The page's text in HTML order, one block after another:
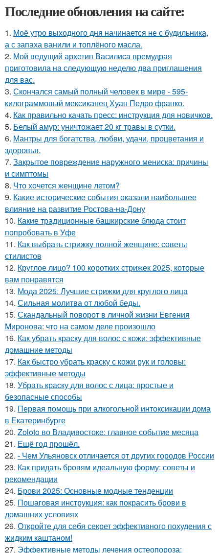
Последние обновления на сайте:
1. Моё утро выходного дня начинается не с будильника,
а с запаха ванили и топлёного масла.
2. Мой ведущий архетип Василиса премудрая
приготовила на следующую неделю два приглашения
для вас.
3. Скончался самый полный человек в мире - 595-
килограммовый мексиканец Хуан Педро франко.
4. Как правильно качать пресс: инструкция для новичков.
5. Белый амур: уничтожает 20 кг травы в сутки.
6. Мантры для богатства, любви, удачи, процветания и
здоровья.
7. Закрытое повреждение наружного мениска: причины
и симптомы
8. Что хочется женщине летом?
9. Какие исторические события оказали наибольшее
влияние на развитие Ростова-на-Дону
10. Какие традиционные башкирские блюда стоит
попробовать в Уфе
11. Как выбрать стрижку полной женщине: советы
стилистов
12. Круглое лицо? 100 коротких стрижек 2025, которые
вам понравятся
13. Мода 2025: Лучшие стрижки для круглого лица
14. Сильная молитва от любой беды.
15. Скандальный поворот в личной жизни Евгения
Миронова: что на самом деле произошло
16. Как убрать краску для волос с кожи: эффективные
домашние методы
17. Как быстро убрать краску с кожи рук и головы:
эффективные методы
18. Убрать краску для волос с лица: простые и
безопасные способы
19. Первая помощь при алкогольной интоксикации дома
в Екатеринбурге
20. Zoloto во Владивостоке: главное событие месяца
21. Ещё год прошёл.
22. - Чем Ульяновск отличается от других городов России
23. Как придать бровям идеальную форму: советы и
рекомендации
24. Брови 2025: Основные модные тенденции
25. Пошаговая инструкция: как покрасить брови в
домашних условиях
26. Откройте для себя секрет эффективного похудения с
жидким каштаном!
27. Эффективные методы лечения остеопороза: